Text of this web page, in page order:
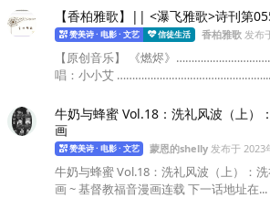
【香柏雅歌】|| <瀑飞雅歌>诗刊第
赞美诗 · 电影 · 文艺 信徒生活 香柏雅歌发布
【原创音乐】 《燃烬》
唱：小小艾 …………………………………………...
牛奶与蜂蜜 Vol.18：洗礼风波（上）
画
赞美诗 · 电影 · 文艺 蒙恩的shelly 发布于 2023
牛奶与蜂蜜 Vol.18：洗礼风波（上）：
画 ~ 基督教福音漫画连载 下一话地址在...